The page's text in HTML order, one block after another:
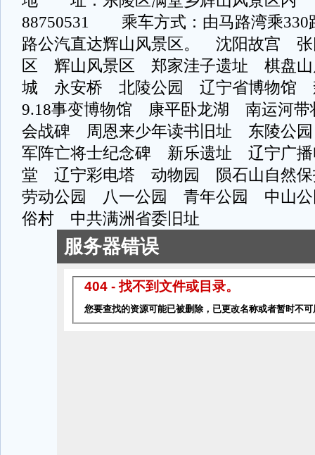
88750531 乘车方式：由马路湾乘330
路公汽直达辉山风景区。 沈阳故宫
区 辉山风景区 郑家洼子遗址 棋盘
城 永安桥 北陵公园 辽宁省博物馆
9.18事变博物馆 康平卧龙湖 南运河
会战碑 周恩来少年读书旧址 东陵公
军阵亡将士纪念碑 新乐遗址 辽宁广
堂 辽宁彩电塔 动物园 陨石山自然
劳动公园 八一公园 青年公园 中山
俗村 中共满洲省委旧址